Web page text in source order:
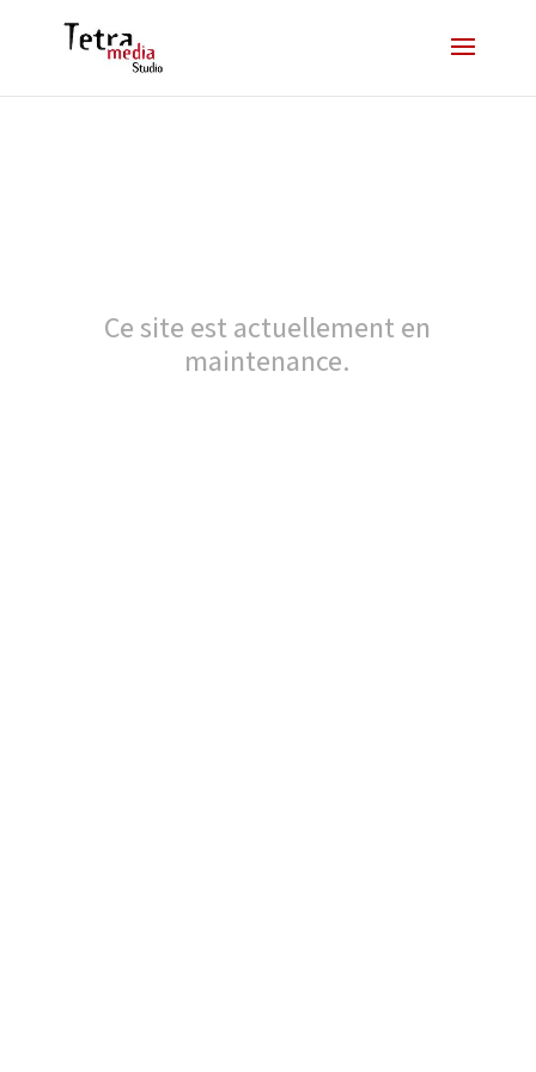
Ce site est actuellement en
maintenance.